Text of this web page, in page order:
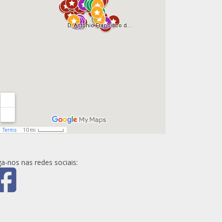
nos nas redes sociais: